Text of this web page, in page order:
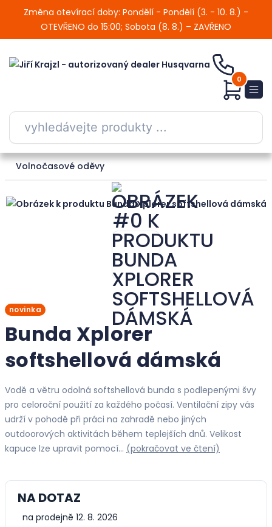
Změna otevírací doby: Pondělí - Pondělí (3. - 10. 8.) -
OTEVŘENO do 15:00; Sobota (8. 8.) – ZAVŘENO
0
Volnočasové oděvy
novinka
Bunda Xplorer
softshellová dámská
Vodě a větru odolná softshellová bunda s podlepenými švy
pro celoroční použití za každého počasí. Ventilační zipy vás
udrží v pohodě při práci na zahradě nebo jiných
outdoorových aktivitách během teplejších dnů. Velikost
kapuce lze upravit pomocí… (pokračovat ve čtení)
NA DOTAZ
na prodejně 12. 8. 2026